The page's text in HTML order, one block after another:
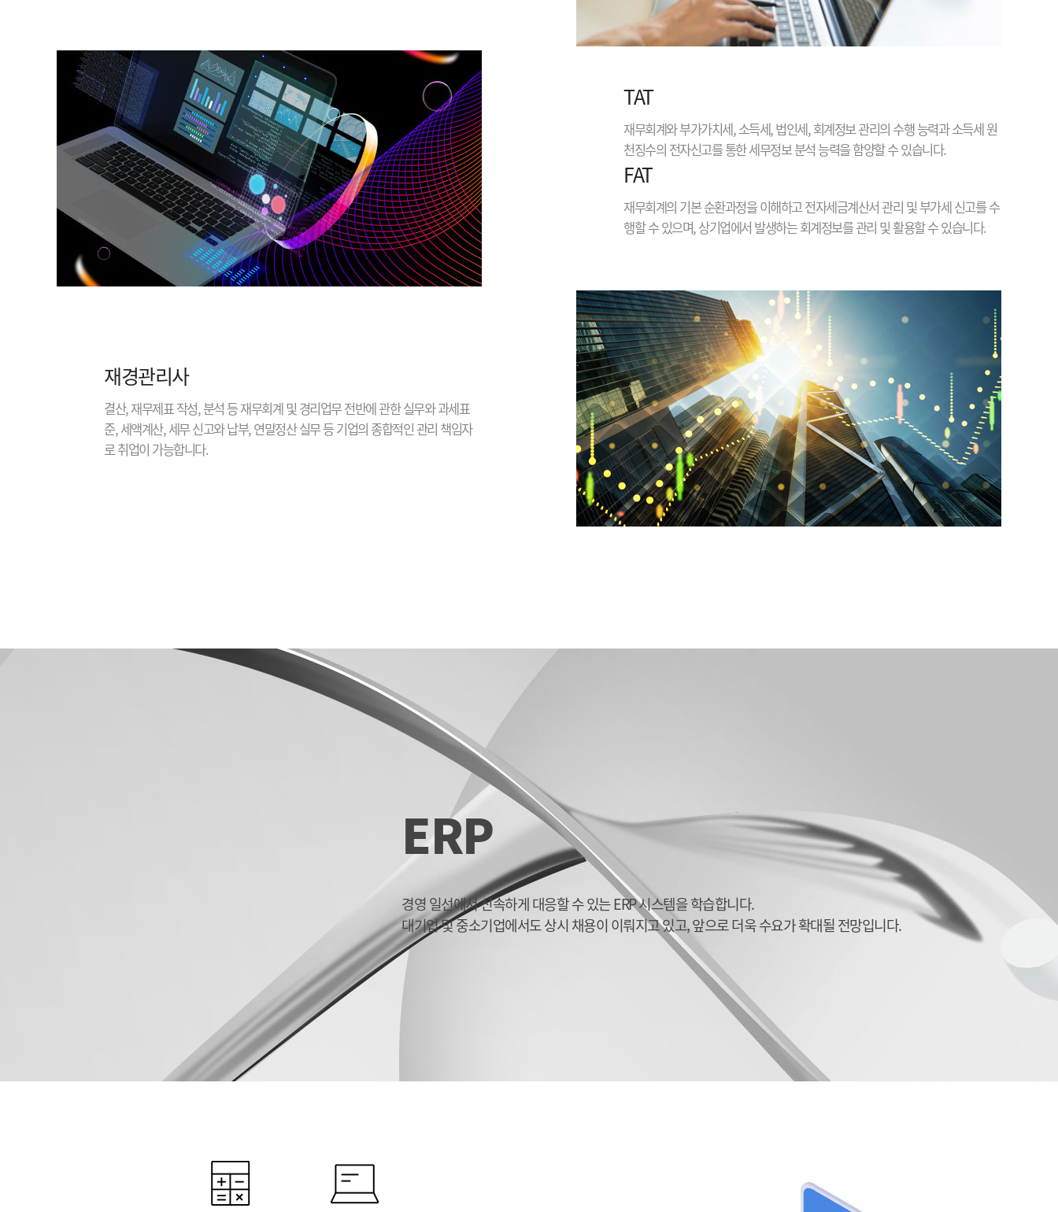
TAT
재무회계와 부가가치세, 소득세, 법인세, 회계정보 관리의 수행 능력과 소득세 원
천징수의 전자신고를 통한 세무정보 분석 능력을 함양할 수 있습니다.
FAT
재무회계의 기본 순환과정을 이해하고 전자세금계산서 관리 및 부가세 신고를 수
행할 수 있으며, 상기업에서 발생하는 회계정보를 관리 및 활용할 수 있습니다.
재경관리사
결산, 재무제표 작성, 분석 등 재무회계 및 경리업무 전반에 관한 실무와 과세표
준, 세액계산, 세무 신고와 납부, 연말정산 실무 등 기업의 종합적인 관리 책임자
로 취업이 가능합니다.
ERP
경영 일선에서 신속하게 대응할 수 있는 ERP 시스템을 학습합니다.
대기업 및 중소기업에서도 상시 채용이 이뤄지고 있고, 앞으로 더욱 수요가 확대될 전망입니다.